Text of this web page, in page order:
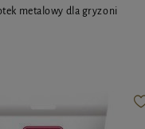
metalowy dla gryzoni